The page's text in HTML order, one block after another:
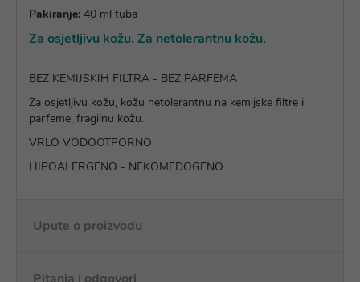
Pakiranje: 40 ml tuba
Za osjetljivu kožu. Za netolerantnu kožu.
BEZ KEMIJSKIH FILTRA - BEZ PARFEMA
Za osjetljivu kožu, kožu netolerantnu na kemijske filtre i
parfeme, fragilnu kožu.
VRLO VODOOTPORNO
HIPOALERGENO - NEKOMEDOGENO
Upute o proizvodu